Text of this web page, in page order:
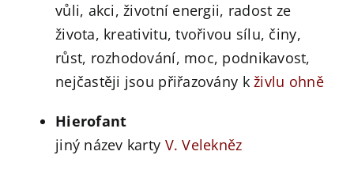
vůli, akci, životní energii, radost ze
života, kreativitu, tvořivou sílu, činy,
růst, rozhodování, moc, podnikavost,
nejčastěji jsou přiřazovány kživlu ohně
Hierofant
jiný název karty V. Velekněz